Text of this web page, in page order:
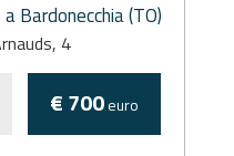
Bardonecchia (TO)
4
€ 700euro